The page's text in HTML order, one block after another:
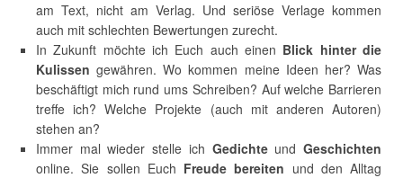
am Text, nicht am Verlag. Und seriöse Verlage kommen
auch mit schlechten Bewertungen zurecht.
In Zukunft möchte ich Euch auch einen Blick hinter die
Kulissen gewähren. Wo kommen meine Ideen her? Was
beschäftigt mich rund ums Schreiben? Auf welche Barrieren
treffe ich? Welche Projekte (auch mit anderen Autoren)
stehen an?
Immer mal wieder stelle ich GedichteundGeschichten
online. Sie sollen Euch Freude bereiten und den Alltag